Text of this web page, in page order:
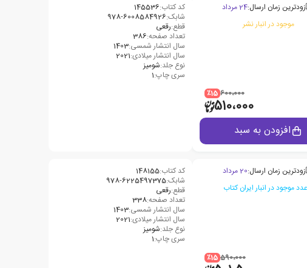
زودترین زمان ارسال:24 مرداد
موجود در انبار نشر
600،000 ٪15
510،000
افزودن به سبد
کد کتاب:145536
شابک:978-6008584926
قطع:رقعی
تعداد صفحه:386
سال انتشار شمسی:1403
سال انتشار میلادی:2021
نوع جلد:شومیز
سری چاپ:1
زودترین زمان ارسال:20 مرداد
590،000 ٪15
کد کتاب:148155
شابک:978-6225497375
قطع:رقعی
تعداد صفحه:338
سال انتشار شمسی:1403
سال انتشار میلادی:2021
نوع جلد:شومیز
سری چاپ:1